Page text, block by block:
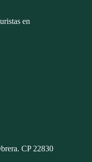
en
CP 22830